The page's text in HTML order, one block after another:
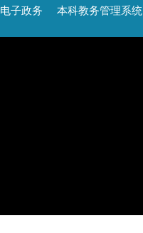
电子政务 本科教务管理系统